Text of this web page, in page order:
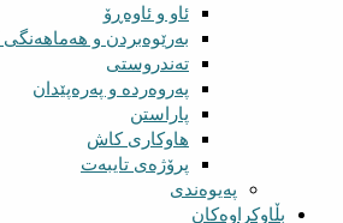
ئاو و ئاوەڕۆ
بەرێوەبردن و
تەندروستی
پەروەردە و پەرەپێدان
پاراستن
هاوکاری کاش
پرۆژەی تایبەت
پەیوەندی
بڵاوکراوەکان